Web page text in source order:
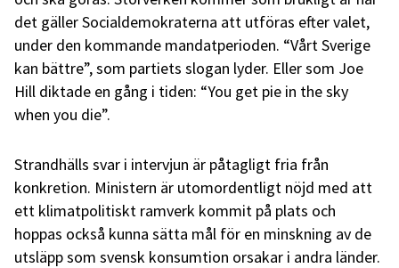
det gäller Socialdemokraterna att utföras efter valet,
under den kommande mandatperioden. “Vårt Sverige
kan bättre”, som partiets slogan lyder. Eller som Joe
Hill diktade en gång i tiden: “You get pie in the sky
when you die”.
Strandhälls svar i intervjun är påtagligt fria från
konkretion. Ministern är utomordentligt nöjd med att
ett klimatpolitiskt ramverk kommit på plats och
hoppas också kunna sätta mål för en minskning av de
utsläpp som svensk konsumtion orsakar i andra länder.